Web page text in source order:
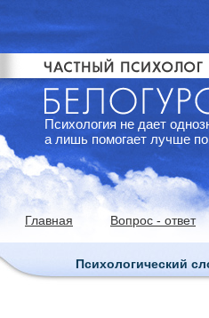
Психология не дает
а лишь помогает лучше
Главная Вопрос - ответ
Психологический